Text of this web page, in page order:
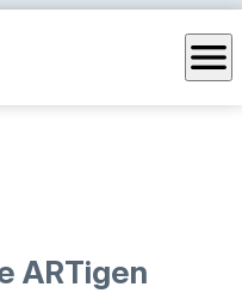
menu
ARTigen